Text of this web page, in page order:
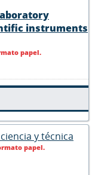
instruments
papel.
y técnica
papel.